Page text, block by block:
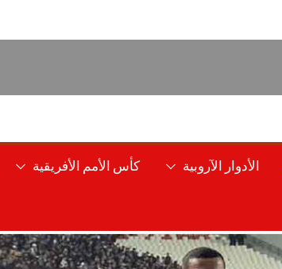
الأدوار الآروبية كأس الأمم الأفريقية